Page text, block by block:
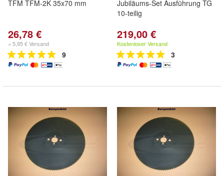
TFM TFM-2K 35x70 mm
26,78 €
+ 5,95 € Versand
9
Jubiläums-Set Ausführung TG
10-teilig
219,00 €
Kostenloser Versand
3